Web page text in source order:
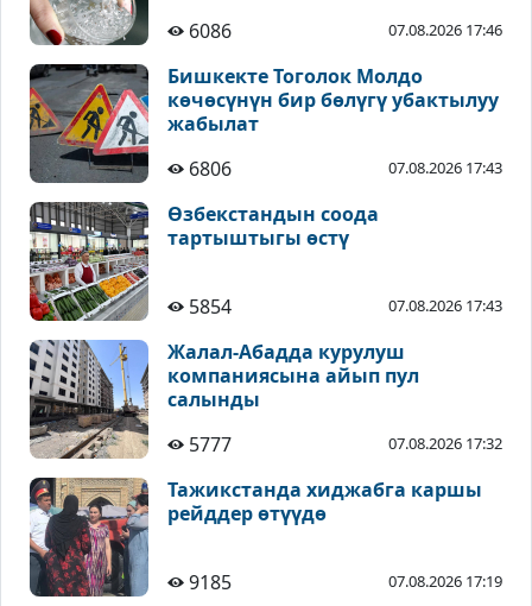
6086
07.08.2026 17:46
Бишкекте Тоголок Молдо
көчөсүнүн бир бөлүгү убактылуу
жабылат
6806
07.08.2026 17:43
Өзбекстандын соода
тартыштыгы өстү
5854 07.08.2026 17:43
Жалал-Абадда курулуш
компаниясына айып пул
салынды
5777
07.08.2026 17:32
Тажикстанда хиджабга каршы
рейддер өтүүдө
9185 07.08.2026 17:19